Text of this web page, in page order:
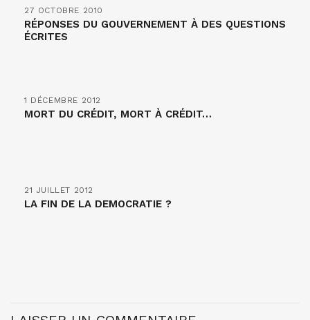
27 OCTOBRE 2010
RÉPONSES DU GOUVERNEMENT À DES QUESTIONS
ÉCRITES
1 DÉCEMBRE 2012
MORT DU CRÉDIT, MORT À CRÉDIT…
21 JUILLET 2012
LA FIN DE LA DEMOCRATIE ?